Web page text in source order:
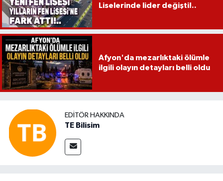
Liselerinde lider değişti!..
Afyon'da mezarlıktaki ölümle
ilgili olayın detayları belli oldu
EDITÖR HAKKINDA
TE Bilisim